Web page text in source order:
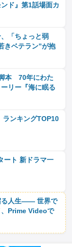
ド』第1話場面カ
、「ちょっと弱
きベテラン”が抱
本 70年にわた
リー『海に眠る
ランキングTOP10
ート 新ドラマ一
る人生―― 世界で
、Prime Videoで